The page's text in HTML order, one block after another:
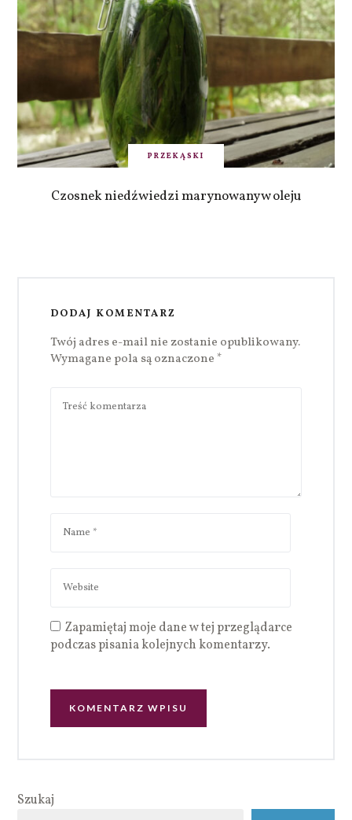
PRZEKĄSKI
Czosnek niedźwiedzi marynowany w oleju
DODAJ KOMENTARZ
Twój adres e-mail nie zostanie opublikowany.
Wymagane pola są oznaczone *
Zapamiętaj moje dane w tej przeglądarce
podczas pisania kolejnych komentarzy.
Szukaj